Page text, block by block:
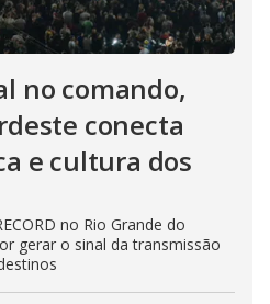
no comando,
conecta
e cultura dos
no Rio Grande do
gerar o sinal da transmissão